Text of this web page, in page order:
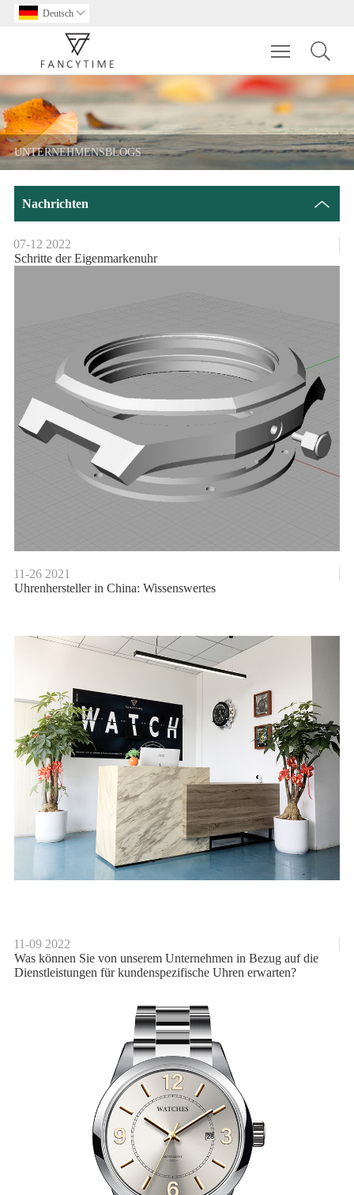
Deutsch 
Toggle
UNTERNEHMENSBLOGS
Nachrichten
07-12 2022
Schritte der Eigenmarkenuhr
11-26 2021
Uhrenhersteller in China: Wissenswertes
11-09 2022
Was können Sie von unserem Unternehmen in Bezug auf die
Dienstleistungen für kundenspezifische Uhren erwarten?